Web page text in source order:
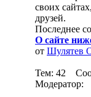
своих
друзей.
Последнее
О сайте
от Шулятев
Тем: 42
Модератор: